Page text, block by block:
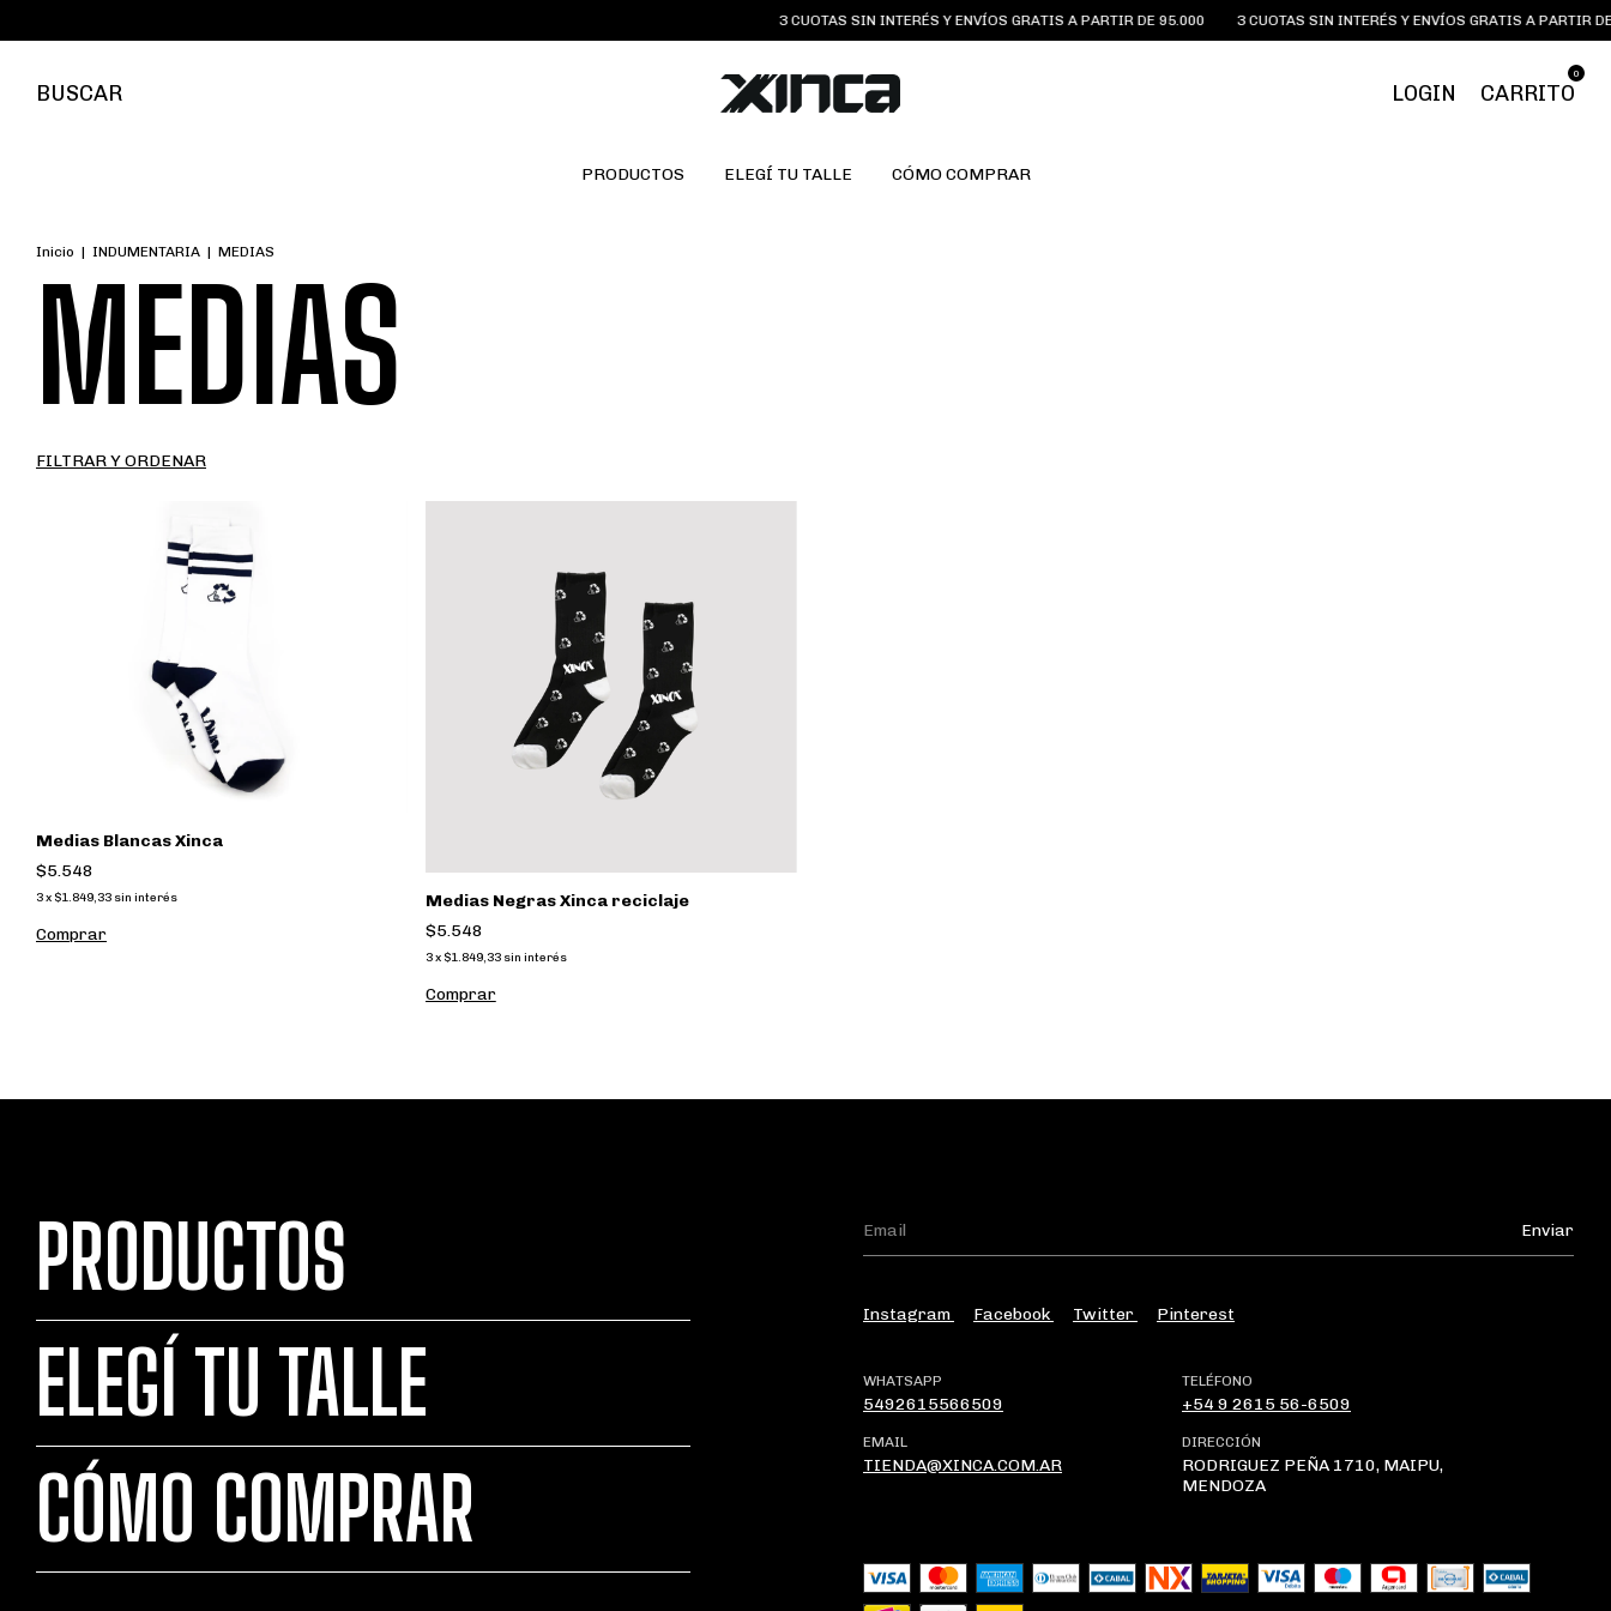
3 CUOTAS SIN INTERÉS Y ENVÍOS GRATIS A PARTIR DE 95.000 3 CUOTAS SIN INTERÉS Y ENVÍOS GRATIS A PARTIR DE
BUSCAR LOGIN CARRITO
0
PRODUCTOS ELEGÍ TU TALLE CÓMO COMPRAR
Inicio | INDUMENTARIA | MEDIAS
MEDIAS
FILTRAR Y ORDENAR
Medias Blancas Xinca
$5.548
3x $1.849,33 sin interés
Comprar
Medias Negras Xinca reciclaje
$5.548
3x $1.849,33 sin interés
Comprar
PRODUCTOS
ELEGÍ TU TALLE
CÓMO COMPRAR
Instagram Facebook Twitter Pinterest
WHATSAPP
5492615566509
TELÉFONO
+54 9 2615 56-6509
EMAIL
TIENDA@XINCA.COM.AR
DIRECCIÓN
RODRIGUEZ PEÑA 1710, MAIPU,
MENDOZA